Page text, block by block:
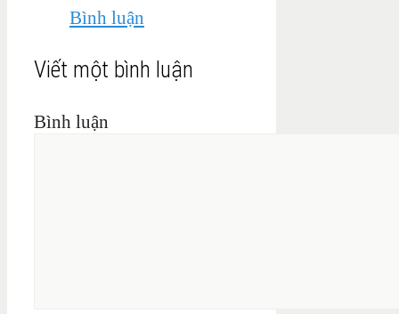
Bình luận
Viết một bình luận
Bình luận